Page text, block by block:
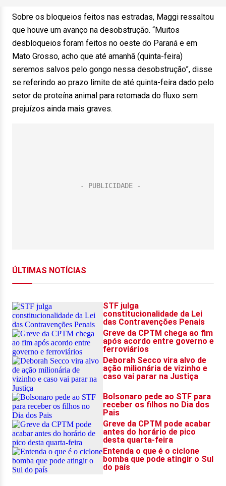
Sobre os bloqueios feitos nas estradas, Maggi ressaltou
que houve um avanço na desobstrução. “Muitos
desbloqueios foram feitos no oeste do Paraná e em
Mato Grosso, acho que até amanhã (quinta-feira)
seremos salvos pelo gongo nessa desobstrução”, disse
se referindo ao prazo limite de até quinta-feira dado pelo
setor de proteína animal para retomada do fluxo sem
prejuízos ainda mais graves.